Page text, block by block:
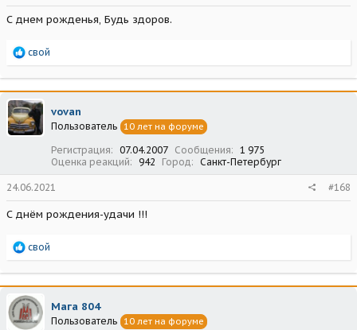
С днем рожденья, Будь здоров.
Р
а
к
ц
и
и
свой
vovan
Пользователь 10 лет на форуме
Регистрация 07.04.2007 Сообщения
1 975
Оценка реакций
942 Город Санкт-Петербург
24.06.2021 #168
С днём рождения-удачи !!!
Р
а
к
ц
и
и
свой
Мага 804
Пользователь 10 лет на форуме